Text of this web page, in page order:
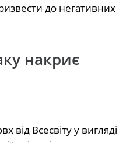
до негативних
накриє
Всесвіту у вигляді